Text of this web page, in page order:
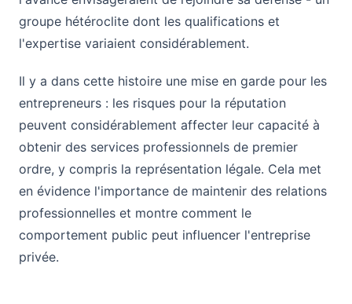
groupe hétéroclite dont les qualifications et
l'expertise variaient considérablement.
Il y a dans cette histoire une mise en garde pour les
entrepreneurs : les risques pour la réputation
peuvent considérablement affecter leur capacité à
obtenir des services professionnels de premier
ordre, y compris la représentation légale. Cela met
en évidence l'importance de maintenir des relations
professionnelles et montre comment le
comportement public peut influencer l'entreprise
privée.